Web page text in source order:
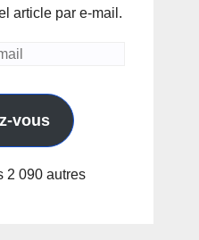
article par e-mail.
vous
2 090 autres